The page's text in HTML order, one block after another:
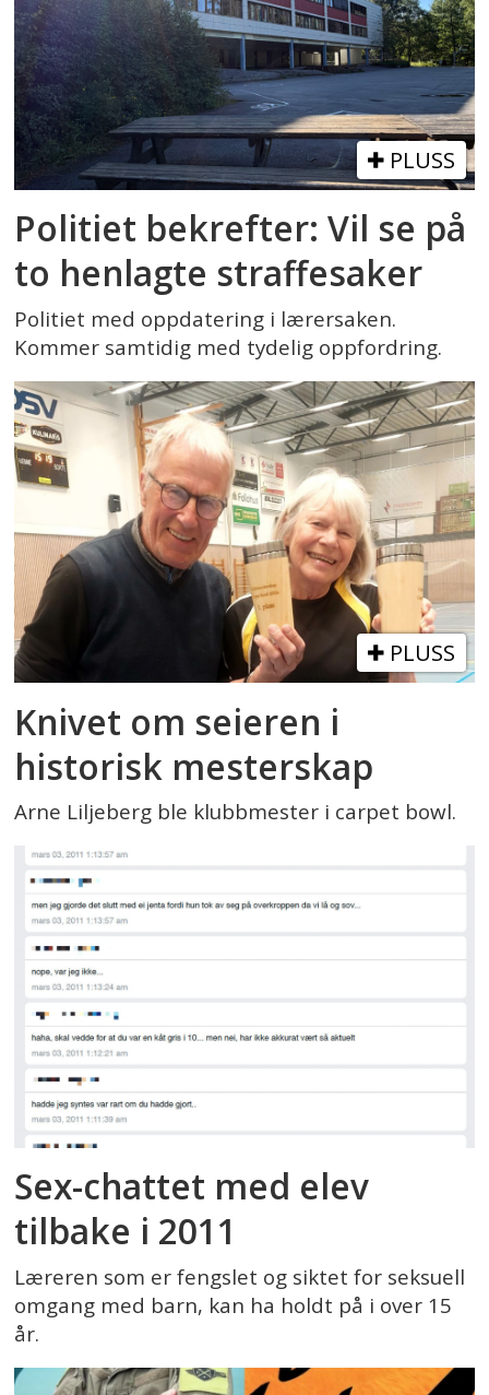
PLUSS
Politiet bekrefter: Vil se på
to henlagte straffesaker
Politiet med oppdatering i lærersaken.
Kommer samtidig med tydelig oppfordring.
PLUSS
Knivet om seieren i
historisk mesterskap
Arne Liljeberg ble klubbmester i carpet bowl.
Sex-chattet med elev
tilbake i 2011
Læreren som er fengslet og siktet for seksuell
omgang med barn, kan ha holdt på i over 15
år.